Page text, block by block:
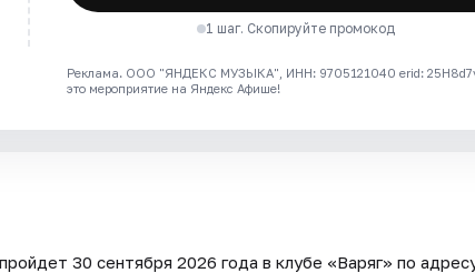
1 шаг. Скопируйте промокод
Реклама. ООО "ЯНДЕКС МУЗЫКА", ИНН: 9705121040 erid:
это мероприятие на Яндекс Афише!
30 сентября 2026 года в клубе «Варяг» по